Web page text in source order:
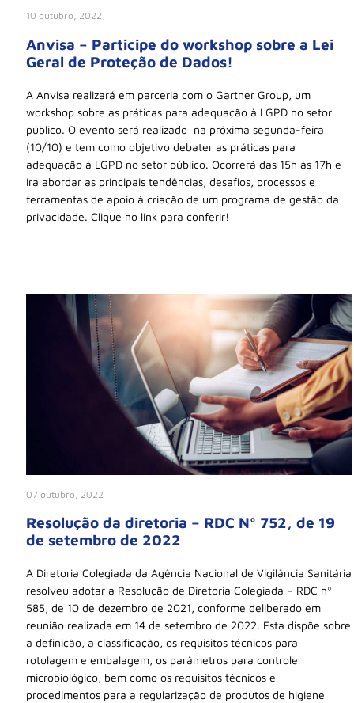
10 outubro, 2022
Anvisa – Participe do workshop sobre a Lei
Geral de Proteção de Dados!
A Anvisa realizará em parceria com o Gartner Group, um
workshop sobre as práticas para adequação à LGPD no setor
público. O evento será realizado na próxima segunda-feira
(10/10) e tem como objetivo debater as práticas para
adequação à LGPD no setor público. Ocorrerá das 15h às 17h e
irá abordar as principais tendências, desafios, processos e
ferramentas de apoio à criação de um programa de gestão da
privacidade. Clique no link para conferir!
07 outubro, 2022
Resolução da diretoria – RDC Nº 752, de 19
de setembro de 2022
A Diretoria Colegiada da Agência Nacional de Vigilância Sanitária
resolveu adotar a Resolução de Diretoria Colegiada – RDC nº
585, de 10 de dezembro de 2021, conforme deliberado em
reunião realizada em 14 de setembro de 2022. Esta dispõe sobre
a definição, a classificação, os requisitos técnicos para
rotulagem e embalagem, os parâmetros para controle
microbiológico, bem como os requisitos técnicos e
procedimentos para a regularização de produtos de higiene